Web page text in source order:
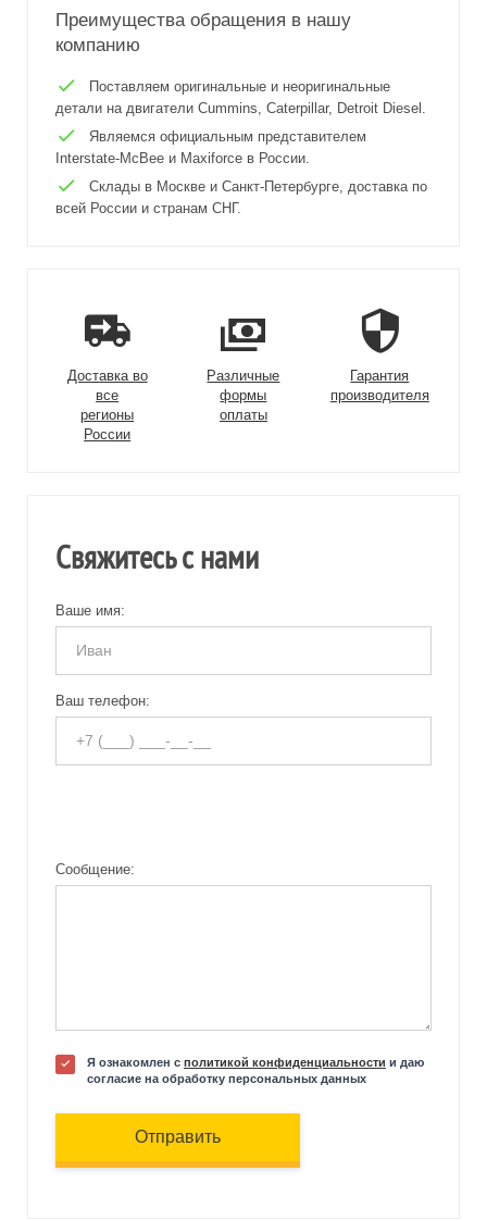
Преимущества обращения в нашу
компанию
Поставляем оригинальные и неоригинальные
детали на двигатели Cummins, Caterpillar, Detroit Diesel.
Являемся официальным представителем
Interstate-McBee и Maxiforce в России.
Склады в Москве и Санкт-Петербурге, доставка по
всей России и странам СНГ.
Доставка во
все
регионы
России
Различные
формы
оплаты
Гарантия
производителя
Свяжитесь с нами
Ваше имя:
Ваш телефон:
Сообщение:
Я ознакомлен с политикой конфиденциальности и даю
согласие на обработку персональных данных
Отправить